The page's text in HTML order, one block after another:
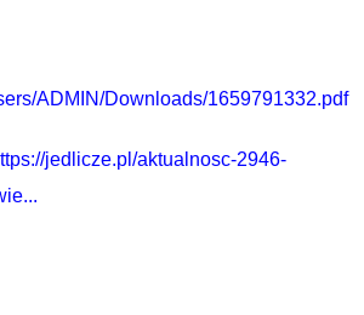
ADMIN/Downloads/1659791332.pdf
jedlicze.pl/aktualnosc-2946-